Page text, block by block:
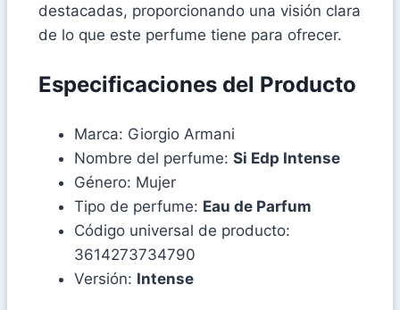
destacadas, proporcionando una visión clara
de lo que este perfume tiene para ofrecer.
Especificaciones del Producto
Marca: Giorgio Armani
Nombre del perfume: Si Edp Intense
Género: Mujer
Tipo de perfume: Eau de Parfum
Código universal de producto:
3614273734790
Versión: Intense